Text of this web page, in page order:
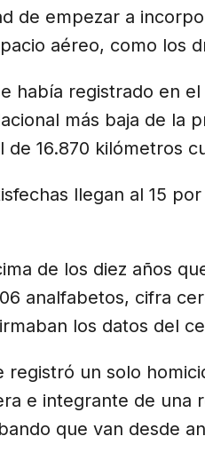
de empezar a
aéreo, como los
había registrado en
más baja de la
16.870 kilómetros
llegan al 15
de los diez años
analfabetos, cifra
los datos del
registró un solo
e integrante de una
que van desde